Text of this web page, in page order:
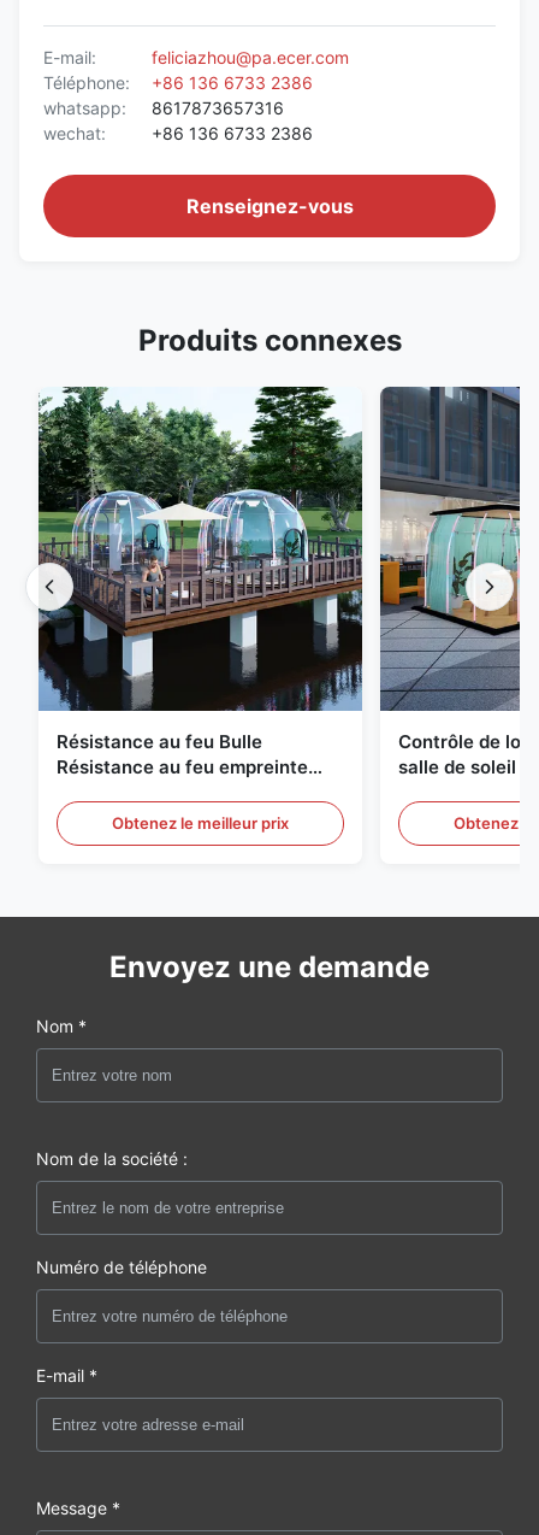
E-mail:
feliciazhou@pa.ecer.com
Téléphone:
+86 136 6733 2386
whatsapp:
8617873657316
wechat:
+86 136 6733 2386
Renseignez-vous
Produits connexes
Résistance au feu Bulle
Résistance au feu empreinte
Obtenez le meilleur prix
Contrôle de
salle de soleil
Obtenez
Envoyez une demande
Nom *
Nom de la société :
Numéro de téléphone
E-mail *
Message *